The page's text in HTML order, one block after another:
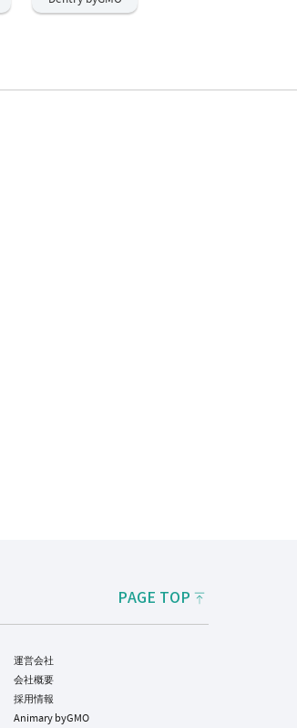
PAGE TOP
運営会社
会社概要
採用情報
Animary byGMO